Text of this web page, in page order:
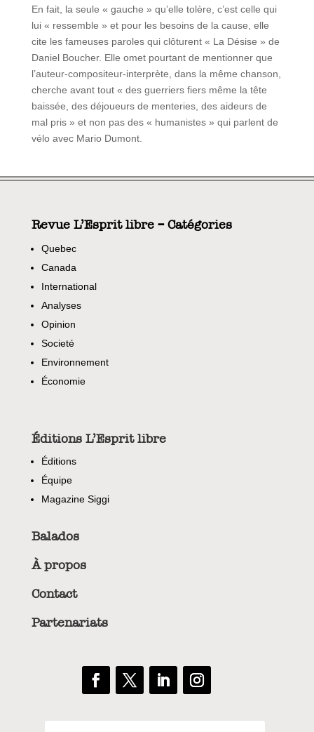
En fait, la seule « gauche » qu’elle tolère, c’est celle qui
lui « ressemble » et pour les besoins de la cause, elle
cite les fameuses paroles qui clôturent « La Désise » de
Daniel Boucher. Elle omet pourtant de mentionner que
l’auteur-compositeur-interprète, dans la même chanson,
cherche avant tout « des guerriers fiers même la tête
baissée, des déjoueurs de menteries, des aideurs de
mal pris » et non pas des « humanistes » qui parlent de
vélo avec Mario Dumont.
Revue L’Esprit libre – Catégories
Quebec
Canada
International
Analyses
Opinion
Societé
Environnement
Économie
Éditions L’Esprit libre
Éditions
Équipe
Magazine Siggi
Balados
À propos
Contact
Partenariats